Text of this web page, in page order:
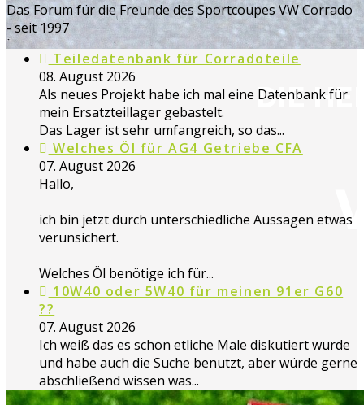
DIE
Das Forum für die Freunde des Sportcoupes VW Corrado
- seit 1997
Teiledatenbank für Corradoteile
08. August 2026
Als neues Projekt habe ich mal eine Datenbank für
mein Ersatzteillager gebastelt.
Das Lager ist sehr umfangreich, so das...
Welches Öl für AG4 Getriebe CFA
07. August 2026
Hallo,
ich bin jetzt durch unterschiedliche Aussagen etwas
verunsichert.
Welches Öl benötige ich für...
10W40 oder 5W40 für meinen 91er G60
??
07. August 2026
Ich weiß das es schon etliche Male diskutiert wurde
und habe auch die Suche benutzt, aber würde gerne
abschließend wissen was...